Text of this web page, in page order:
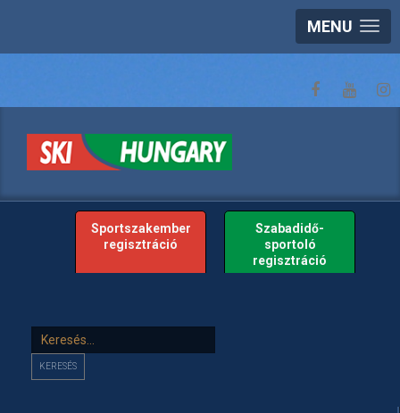
MENU
Sportszakember
regisztráció
Szabadidő-
sportoló
regisztráció
Keresés...
KERESÉS